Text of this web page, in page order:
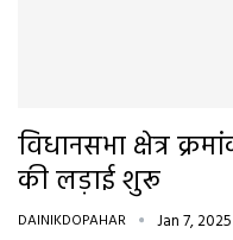
विधानसभा क्षेत्र
की लड़ाई शुरू
DAINIKDOPAHAR Jan 7, 2025